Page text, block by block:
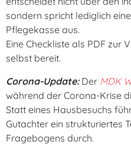
sondern spricht lediglich
Pflegekasse aus.
Eine Checkliste als PDF zur
selbst bereit.
Corona-Update: Der MDK
während der Corona-Krise
Statt eines Hausbesuchs
Gutachter ein strukturiertes
Fragebogens durch.